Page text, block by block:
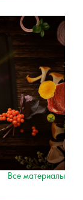
Все материалы